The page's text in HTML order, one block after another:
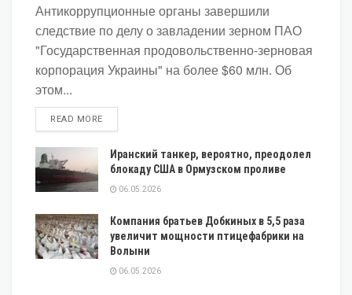
Антикоррупционные органы завершили
следствие по делу о завладении зерном ПАО
"Государственная продовольственно-зерновая
корпорация Украины" на более $60 млн. Об
этом...
READ MOREDETAILS
Иранский танкер, вероятно, преодолел
блокаду США в Ормузском проливе
06.05.2026
Компания братьев Добкиных в 5,5 раза
увеличит мощности птицефабрики на
Волыни
06.05.2026